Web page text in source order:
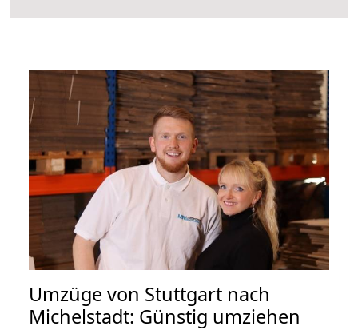
Umzüge von Stuttgart nach
Michelstadt: Günstig umziehen